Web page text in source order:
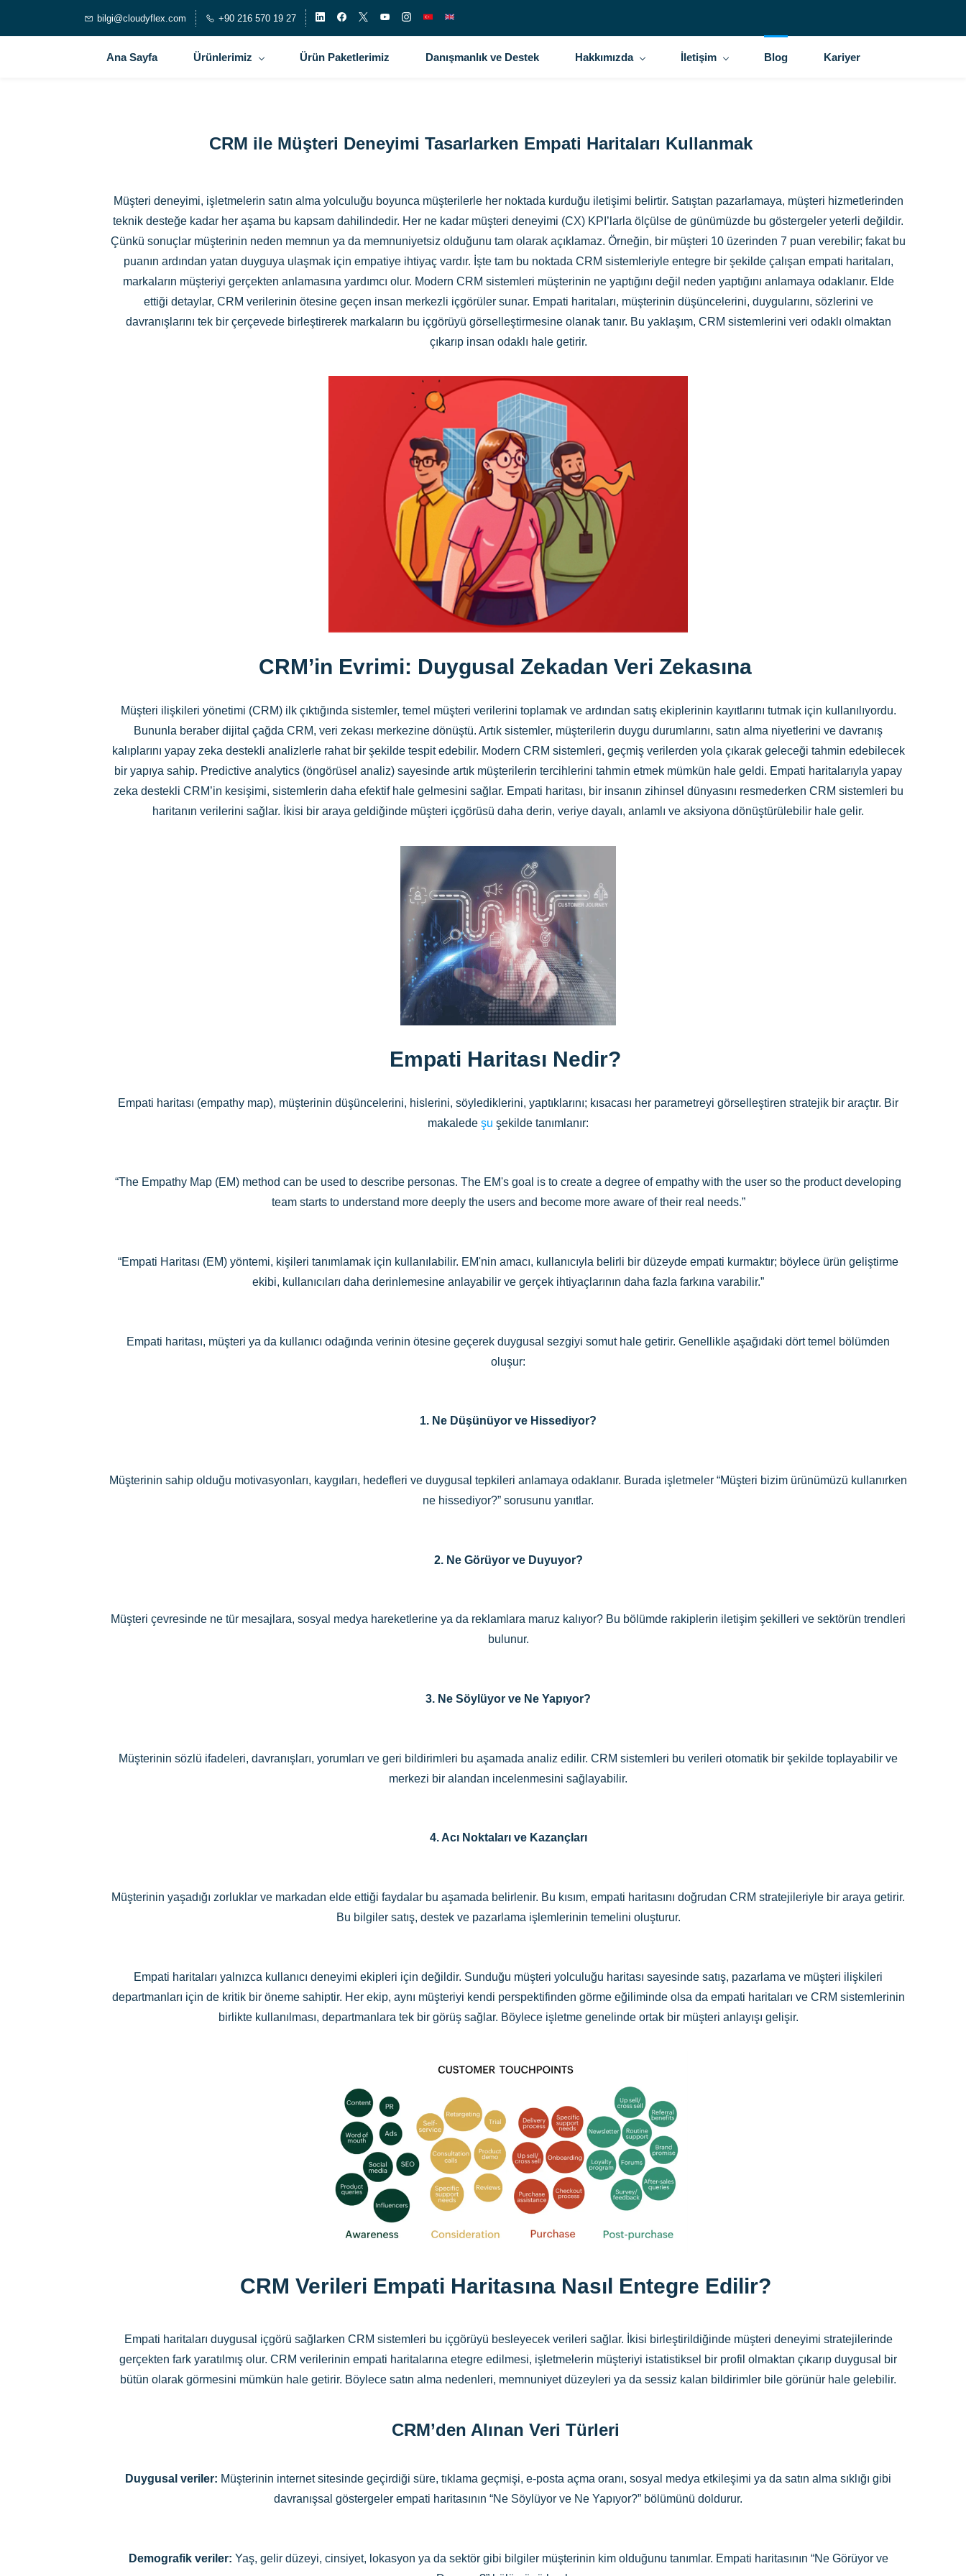
bilgi@cloudyflex.com +90 216 570 19 27
Ana Sayfa Ürünlerimiz Ürün Paketlerimiz Danışmanlık ve Destek Hakkımızda İletişim Blog Kariyer
CRM ile Müşteri Deneyimi Tasarlarken Empati Haritaları Kullanmak
Müşteri deneyimi, işletmelerin satın alma yolculuğu boyunca müşterilerle her noktada kurduğu iletişimi belirtir. Satıştan pazarlamaya, müşteri hizmetlerinden
teknik desteğe kadar her aşama bu kapsam dahilindedir. Her ne kadar müşteri deneyimi (CX) KPI’larla ölçülse de günümüzde bu göstergeler yeterli değildir.
Çünkü sonuçlar müşterinin neden memnun ya da memnuniyetsiz olduğunu tam olarak açıklamaz. Örneğin, bir müşteri 10 üzerinden 7 puan verebilir; fakat bu
puanın ardından yatan duyguya ulaşmak için empatiye ihtiyaç vardır. İşte tam bu noktada CRM sistemleriyle entegre bir şekilde çalışan empati haritaları,
markaların müşteriyi gerçekten anlamasına yardımcı olur. Modern CRM sistemleri müşterinin ne yaptığını değil neden yaptığını anlamaya odaklanır. Elde
ettiği detaylar, CRM verilerinin ötesine geçen insan merkezli içgörüler sunar. Empati haritaları, müşterinin düşüncelerini, duygularını, sözlerini ve
davranışlarını tek bir çerçevede birleştirerek markaların bu içgörüyü görselleştirmesine olanak tanır. Bu yaklaşım, CRM sistemlerini veri odaklı olmaktan
çıkarıp insan odaklı hale getirir.
CRM’in Evrimi: Duygusal Zekadan Veri Zekasına
Müşteri ilişkileri yönetimi (CRM) ilk çıktığında sistemler, temel müşteri verilerini toplamak ve ardından satış ekiplerinin kayıtlarını tutmak için kullanılıyordu.
Bununla beraber dijital çağda CRM, veri zekası merkezine dönüştü. Artık sistemler, müşterilerin duygu durumlarını, satın alma niyetlerini ve davranış
kalıplarını yapay zeka destekli analizlerle rahat bir şekilde tespit edebilir. Modern CRM sistemleri, geçmiş verilerden yola çıkarak geleceği tahmin edebilecek
bir yapıya sahip. Predictive analytics (öngörüsel analiz) sayesinde artık müşterilerin tercihlerini tahmin etmek mümkün hale geldi. Empati haritalarıyla yapay
zeka destekli CRM’in kesişimi, sistemlerin daha efektif hale gelmesini sağlar. Empati haritası, bir insanın zihinsel dünyasını resmederken CRM sistemleri bu
haritanın verilerini sağlar. İkisi bir araya geldiğinde müşteri içgörüsü daha derin, veriye dayalı, anlamlı ve aksiyona dönüştürülebilir hale gelir.
Empati Haritası Nedir?
Empati haritası (empathy map), müşterinin düşüncelerini, hislerini, söylediklerini, yaptıklarını; kısacası her parametreyi görselleştiren stratejik bir araçtır. Bir
makalede şu şekilde tanımlanır:
“The Empathy Map (EM) method can be used to describe personas. The EM's goal is to create a degree of empathy with the user so the product developing
team starts to understand more deeply the users and become more aware of their real needs.”
“Empati Haritası (EM) yöntemi, kişileri tanımlamak için kullanılabilir. EM'nin amacı, kullanıcıyla belirli bir düzeyde empati kurmaktır; böylece ürün geliştirme
ekibi, kullanıcıları daha derinlemesine anlayabilir ve gerçek ihtiyaçlarının daha fazla farkına varabilir.”
Empati haritası, müşteri ya da kullanıcı odağında verinin ötesine geçerek duygusal sezgiyi somut hale getirir. Genellikle aşağıdaki dört temel bölümden
oluşur:
1. Ne Düşünüyor ve Hissediyor?
Müşterinin sahip olduğu motivasyonları, kaygıları, hedefleri ve duygusal tepkileri anlamaya odaklanır. Burada işletmeler “Müşteri bizim ürünümüzü kullanırken
ne hissediyor?” sorusunu yanıtlar.
2. Ne Görüyor ve Duyuyor?
Müşteri çevresinde ne tür mesajlara, sosyal medya hareketlerine ya da reklamlara maruz kalıyor? Bu bölümde rakiplerin iletişim şekilleri ve sektörün trendleri
bulunur.
3. Ne Söylüyor ve Ne Yapıyor?
Müşterinin sözlü ifadeleri, davranışları, yorumları ve geri bildirimleri bu aşamada analiz edilir. CRM sistemleri bu verileri otomatik bir şekilde toplayabilir ve
merkezi bir alandan incelenmesini sağlayabilir.
4. Acı Noktaları ve Kazançları
Müşterinin yaşadığı zorluklar ve markadan elde ettiği faydalar bu aşamada belirlenir. Bu kısım, empati haritasını doğrudan CRM stratejileriyle bir araya getirir.
Bu bilgiler satış, destek ve pazarlama işlemlerinin temelini oluşturur.
Empati haritaları yalnızca kullanıcı deneyimi ekipleri için değildir. Sunduğu müşteri yolculuğu haritası sayesinde satış, pazarlama ve müşteri ilişkileri
departmanları için de kritik bir öneme sahiptir. Her ekip, aynı müşteriyi kendi perspektifinden görme eğiliminde olsa da empati haritaları ve CRM sistemlerinin
birlikte kullanılması, departmanlara tek bir görüş sağlar. Böylece işletme genelinde ortak bir müşteri anlayışı gelişir.
CRM Verileri Empati Haritasına Nasıl Entegre Edilir?
Empati haritaları duygusal içgörü sağlarken CRM sistemleri bu içgörüyü besleyecek verileri sağlar. İkisi birleştirildiğinde müşteri deneyimi stratejilerinde
gerçekten fark yaratılmış olur. CRM verilerinin empati haritalarına etegre edilmesi, işletmelerin müşteriyi istatistiksel bir profil olmaktan çıkarıp duygusal bir
bütün olarak görmesini mümkün hale getirir. Böylece satın alma nedenleri, memnuniyet düzeyleri ya da sessiz kalan bildirimler bile görünür hale gelebilir.
CRM’den Alınan Veri Türleri
Duygusal veriler: Müşterinin internet sitesinde geçirdiği süre, tıklama geçmişi, e-posta açma oranı, sosyal medya etkileşimi ya da satın alma sıklığı gibi
davranışsal göstergeler empati haritasının “Ne Söylüyor ve Ne Yapıyor?” bölümünü doldurur.
Demografik veriler: Yaş, gelir düzeyi, cinsiyet, lokasyon ya da sektör gibi bilgiler müşterinin kim olduğunu tanımlar. Empati haritasının “Ne Görüyor ve